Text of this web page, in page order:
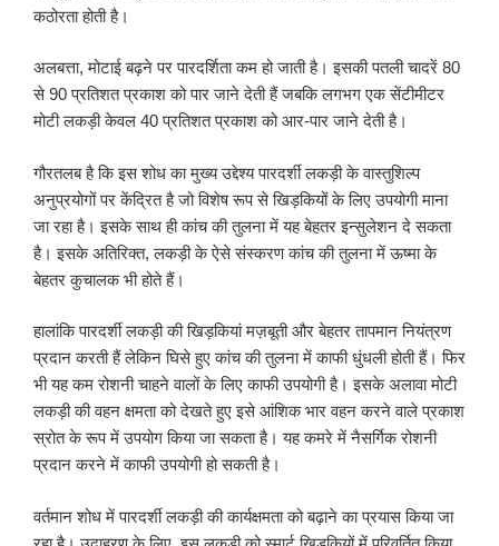
कठोरता होती है।
अलबत्ता, मोटाई बढ़ने पर पारदर्शिता कम हो जाती है। इसकी पतली चादरें 80
से 90 प्रतिशत प्रकाश को पार जाने देती हैं जबकि लगभग एक सेंटीमीटर
मोटी लकड़ी केवल 40 प्रतिशत प्रकाश को आर-पार जाने देती है।
गौरतलब है कि इस शोध का मुख्य उद्देश्य पारदर्शी लकड़ी के वास्तुशिल्प
अनुप्रयोगों पर केंद्रित है जो विशेष रूप से खिड़कियों के लिए उपयोगी माना
जा रहा है। इसके साथ ही कांच की तुलना में यह बेहतर इन्सुलेशन दे सकता
है। इसके अतिरिक्त, लकड़ी के ऐसे संस्करण कांच की तुलना में ऊष्मा के
बेहतर कुचालक भी होते हैं।
हालांकि पारदर्शी लकड़ी की खिड़कियां मज़बूती और बेहतर तापमान नियंत्रण
प्रदान करती हैं लेकिन घिसे हुए कांच की तुलना में काफी धुंधली होती हैं। फिर
भी यह कम रोशनी चाहने वालों के लिए काफी उपयोगी है। इसके अलावा मोटी
लकड़ी की वहन क्षमता को देखते हुए इसे आंशिक भार वहन करने वाले प्रकाश
स्रोत के रूप में उपयोग किया जा सकता है। यह कमरे में नैसर्गिक रोशनी
प्रदान करने में काफी उपयोगी हो सकती है।
वर्तमान शोध में पारदर्शी लकड़ी की कार्यक्षमता को बढ़ाने का प्रयास किया जा